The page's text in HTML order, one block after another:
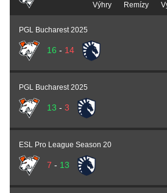
Výhry Remízy
PGL Bucharest 2025
16 - 14
PGL Bucharest 2025
13 - 3
ESL Pro League Season 20
7 - 13